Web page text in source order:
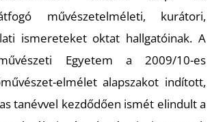
művészetelméleti, kurátori,
ismereteket oktat hallgatóinak. A
Egyetem a 2009/10-es
elmélet alapszakot indított,
tanévvel kezdődően ismét elindult a